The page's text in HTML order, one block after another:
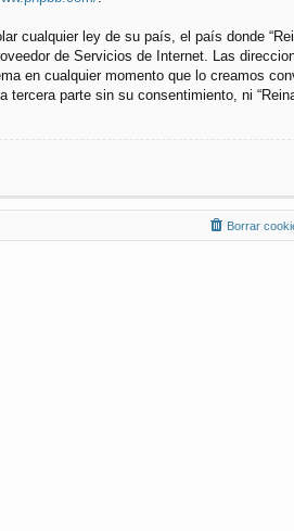
cualquier ley de su país, el país donde
de Servicios de Internet. Las
en cualquier momento que lo creamos
parte sin su consentimiento, ni
Borrar